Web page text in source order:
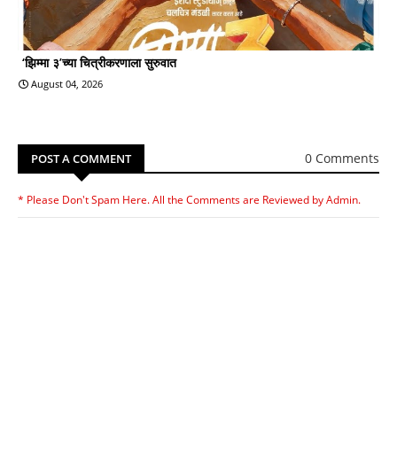
‘झिम्मा ३’च्या चित्रीकरणाला सुरुवात
August 04, 2026
POST A COMMENT 0 Comments
* Please Don't Spam Here. All the Comments are Reviewed by Admin.